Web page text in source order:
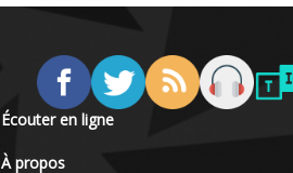
Écouter en ligne
À propos